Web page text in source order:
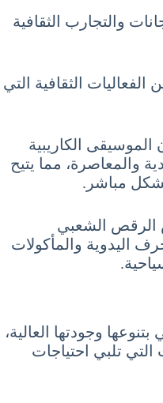
والتجارب الثقافية
الثقافية التي
الكاريبية
والمعاصرة، مما يتيح
بشكل مباشر.
الرقص الشعبي
اليدوية والمأكولات
وجودتها العالية،
تلبي احتياجات